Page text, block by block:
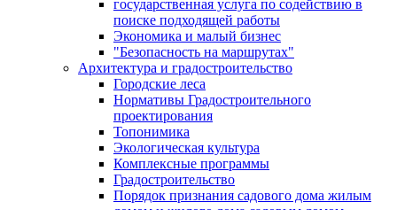
государственная услуга по содействию в
поиске подходящей работы
Экономика и малый бизнес
"Безопасность на маршрутах"
Архитектура и градостроительство
Городские леса
Нормативы Градостроительного
проектирования
Топонимика
Экологическая культура
Комплексные программы
Градостроительство
Порядок признания садового дома жилым